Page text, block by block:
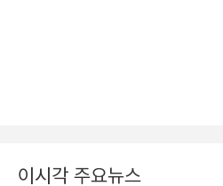
이시각 주요뉴스